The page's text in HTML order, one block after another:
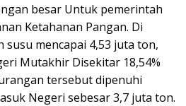
besar Untuk pemerintah
Ketahanan Pangan. Di
mencapai 4,53 juta ton,
Mutakhir Disekitar 18,54%
tersebut dipenuhi
Negeri sebesar 3,7 juta ton.